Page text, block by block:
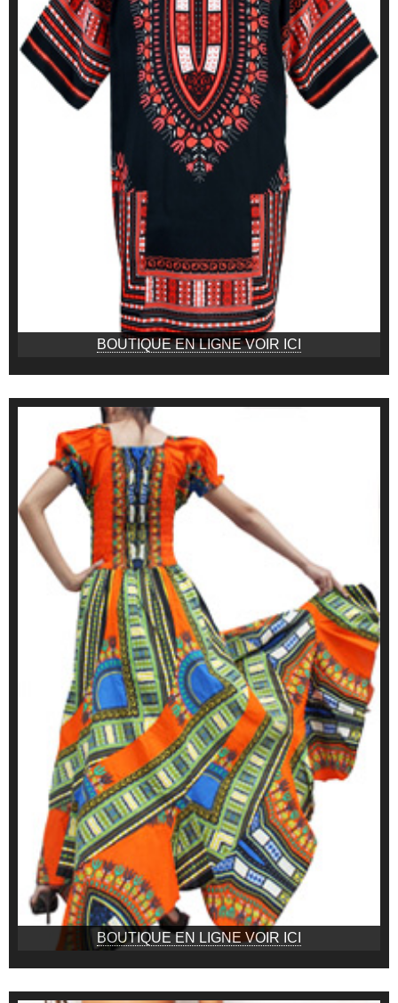
BOUTIQUE EN LIGNE VOIR ICI
BOUTIQUE EN LIGNE VOIR ICI